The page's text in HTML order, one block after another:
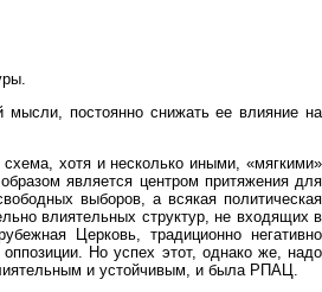
мысли, постоянно снижать ее влияние на
хотя и несколько иными, «мягкими»
является центром притяжения для
выборов, а всякая политическая
влиятельных структур, не входящих в
Церковь, традиционно негативно
Но успех этот, однако же, надо
и устойчивым, и была РПАЦ.